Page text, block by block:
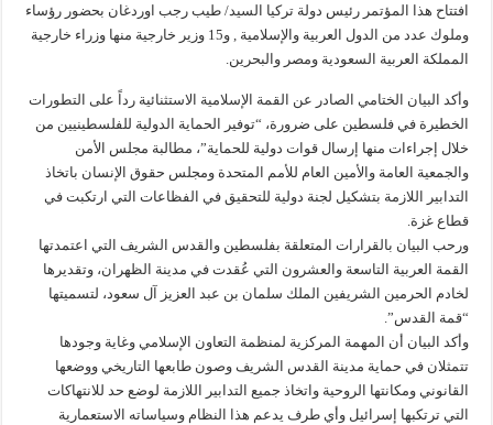
افتتاح هذا المؤتمر رئيس دولة تركيا السيد/ طيب رجب اوردغان بحضور رؤساء
وملوك عدد من الدول العربية والإسلامية , و15 وزير خارجية منها وزراء خارجية
المملكة العربية السعودية ومصر والبحرين.
وأكد البيان الختامي الصادر عن القمة الإسلامية الاستثنائية رداً على التطورات
الخطيرة في فلسطين على ضرورة، “توفير الحماية الدولية للفلسطينيين من
خلال إجراءات منها إرسال قوات دولية للحماية”، مطالبة مجلس الأمن
والجمعية العامة والأمين العام للأمم المتحدة ومجلس حقوق الإنسان باتخاذ
التدابير اللازمة بتشكيل لجنة دولية للتحقيق في الفظاعات التي ارتكبت في
قطاع غزة.
ورحب البيان بالقرارات المتعلقة بفلسطين والقدس الشريف التي اعتمدتها
القمة العربية التاسعة والعشرون التي عُقدت في مدينة الظهران، وتقديرها
لخادم الحرمين الشريفين الملك سلمان بن عبد العزيز آل سعود، لتسميتها
“قمة القدس”.
وأكد البيان أن المهمة المركزية لمنظمة التعاون الإسلامي وغاية وجودها
تتمثلان في حماية مدينة القدس الشريف وصون طابعها التاريخي ووضعها
القانوني ومكانتها الروحية واتخاذ جميع التدابير اللازمة لوضع حد للانتهاكات
التي ترتكبها إسرائيل وأي طرف يدعم هذا النظام وسياساته الاستعمارية